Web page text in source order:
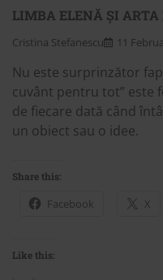
LIMBA ELENĂ ȘI ARTA
Cristina Stefanescu 11
Nu este surprinzător
cuvânt pentru tot” este
de fiecare dată când
un obiect sau o idee.
Share this:
Facebook X
Like this: